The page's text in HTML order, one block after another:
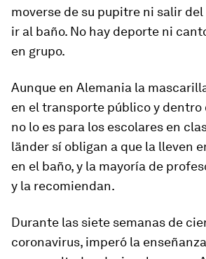
moverse de su pupitre ni salir del
ir al baño. No hay deporte ni
en grupo.
Aunque en Alemania la
en el transporte público y dentro
no lo es para los escolares en
länder sí obligan a que la lleven
en el baño, y la mayoría de
y la recomiendan.
Durante las siete semanas de
coronavirus, imperó la